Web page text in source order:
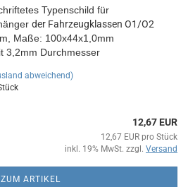
Typenschild für
der Fahrzeugklassen O1/O2
, Maße: 100x44x1,0mm
3,2mm Durchmesser
abweichend)
12,67 EUR
12,67 EUR pro Stück
inkl. 19% MwSt. zzgl. Versand
ZUM ARTIKEL